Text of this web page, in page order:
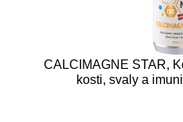
CALCIMAGNE STAR,
kosti, svaly a